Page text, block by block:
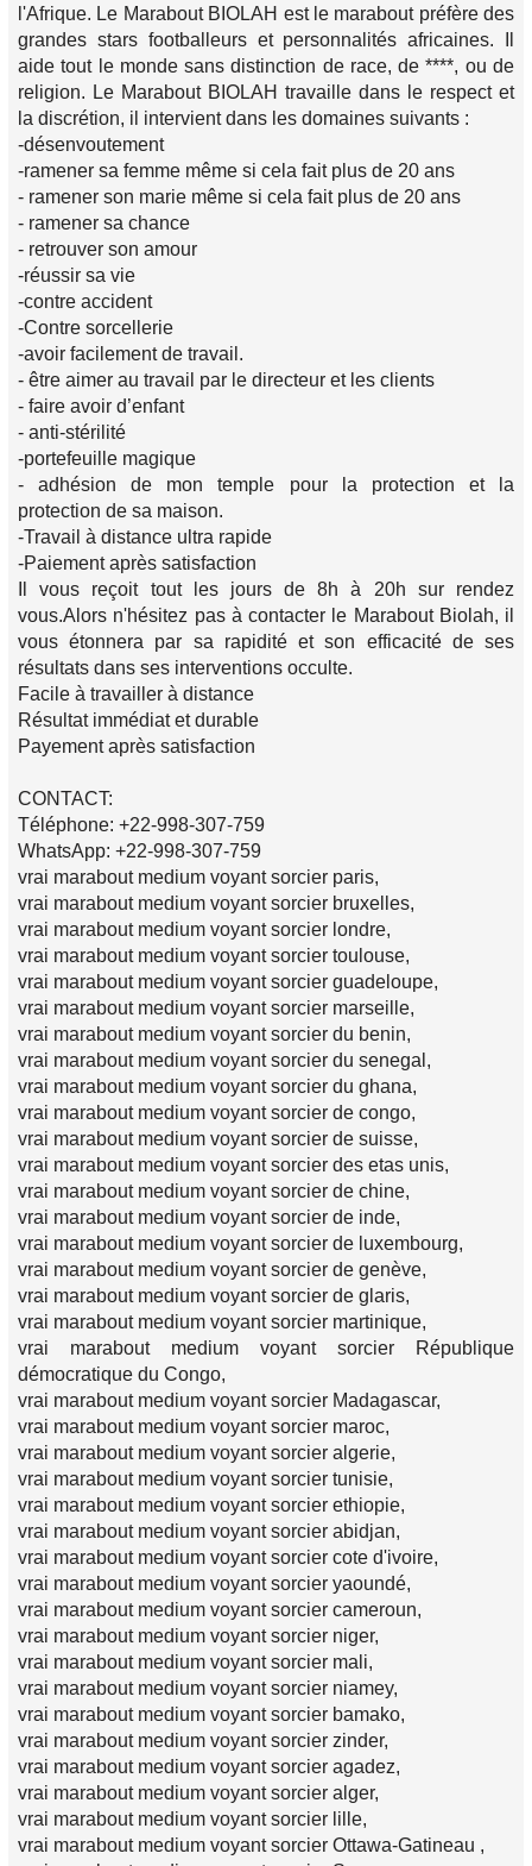
l'Afrique. Le Marabout BIOLAH est le marabout préfère des
grandes stars footballeurs et personnalités africaines. Il
aide tout le monde sans distinction de race, de ****, ou de
religion. Le Marabout BIOLAH travaille dans le respect et
la discrétion, il intervient dans les domaines suivants :
-désenvoutement
-ramener sa femme même si cela fait plus de 20 ans
- ramener son marie même si cela fait plus de 20 ans
- ramener sa chance
- retrouver son amour
-réussir sa vie
-contre accident
-Contre sorcellerie
-avoir facilement de travail.
- être aimer au travail par le directeur et les clients
- faire avoir d’enfant
- anti-stérilité
-portefeuille magique
- adhésion de mon temple pour la protection et la
protection de sa maison.
-Travail à distance ultra rapide
-Paiement après satisfaction
Il vous reçoit tout les jours de 8h à 20h sur rendez
vous.Alors n'hésitez pas à contacter le Marabout Biolah, il
vous étonnera par sa rapidité et son efficacité de ses
résultats dans ses interventions occulte.
Facile à travailler à distance
Résultat immédiat et durable
Payement après satisfaction
CONTACT:
Téléphone: +22-998-307-759
WhatsApp: +22-998-307-759
vrai marabout medium voyant sorcier paris,
vrai marabout medium voyant sorcier bruxelles,
vrai marabout medium voyant sorcier londre,
vrai marabout medium voyant sorcier toulouse,
vrai marabout medium voyant sorcier guadeloupe,
vrai marabout medium voyant sorcier marseille,
vrai marabout medium voyant sorcier du benin,
vrai marabout medium voyant sorcier du senegal,
vrai marabout medium voyant sorcier du ghana,
vrai marabout medium voyant sorcier de congo,
vrai marabout medium voyant sorcier de suisse,
vrai marabout medium voyant sorcier des etas unis,
vrai marabout medium voyant sorcier de chine,
vrai marabout medium voyant sorcier de inde,
vrai marabout medium voyant sorcier de luxembourg,
vrai marabout medium voyant sorcier de genève,
vrai marabout medium voyant sorcier de glaris,
vrai marabout medium voyant sorcier martinique,
vrai marabout medium voyant sorcier République
démocratique du Congo,
vrai marabout medium voyant sorcier Madagascar,
vrai marabout medium voyant sorcier maroc,
vrai marabout medium voyant sorcier algerie,
vrai marabout medium voyant sorcier tunisie,
vrai marabout medium voyant sorcier ethiopie,
vrai marabout medium voyant sorcier abidjan,
vrai marabout medium voyant sorcier cote d'ivoire,
vrai marabout medium voyant sorcier yaoundé,
vrai marabout medium voyant sorcier cameroun,
vrai marabout medium voyant sorcier niger,
vrai marabout medium voyant sorcier mali,
vrai marabout medium voyant sorcier niamey,
vrai marabout medium voyant sorcier bamako,
vrai marabout medium voyant sorcier zinder,
vrai marabout medium voyant sorcier agadez,
vrai marabout medium voyant sorcier alger,
vrai marabout medium voyant sorcier lille,
vrai marabout medium voyant sorcier Ottawa-Gatineau ,